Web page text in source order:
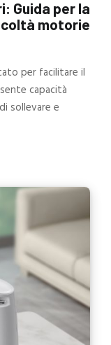
Guida per la
motorie
per facilitare il
capacità
sollevare e